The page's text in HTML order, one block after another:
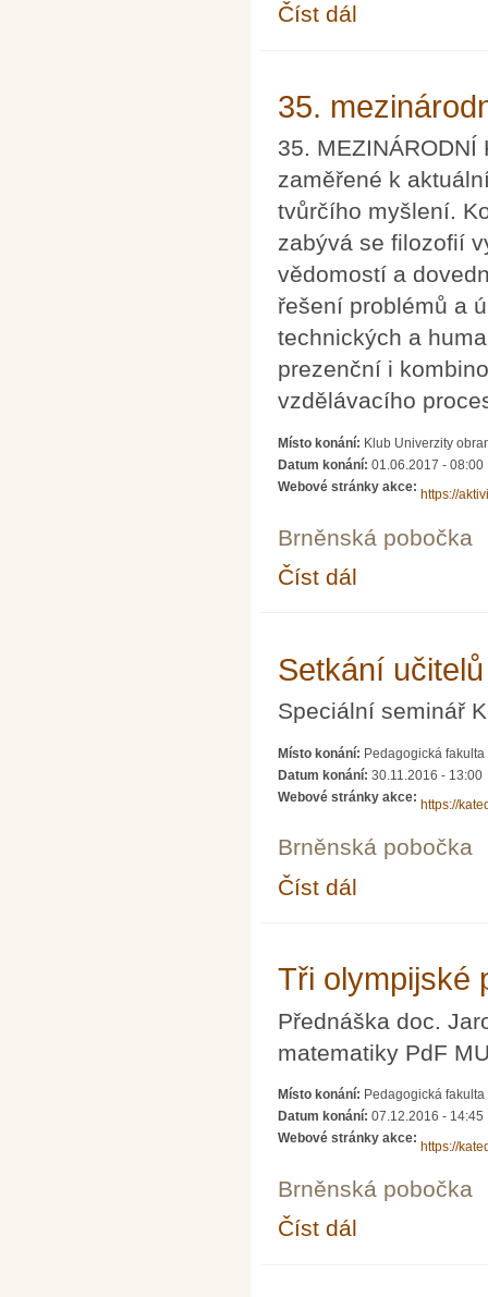
Číst dál
35.
35.
zaměřené k
tvůrčího myšlení.
zabývá se filozofií
vědomostí a
řešení problémů a
technických a
prezenční i
vzdělávacího
Místo konání: Klub Univerzity
Datum konání: 01.06.2017 - 08:00
Webové stránky akce:
https://
Brněnská pobočka
Číst dál
Setkání
Speciální seminář
Místo konání: Pedagogická fakulta
Datum konání: 30.11.2016 - 13:00
Webové stránky akce:
https://
Brněnská pobočka
Číst dál
Tři olympijské
Přednáška doc.
matematiky PdF
Místo konání: Pedagogická
Datum konání: 07.12.2016 - 14:45
Webové stránky akce:
https://
Brněnská pobočka
Číst dál